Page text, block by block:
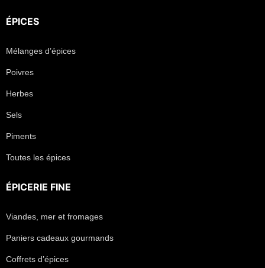
ÉPICES
Mélanges d’épices
Poivres
Herbes
Sels
Piments
Toutes les épices
ÉPICERIE FINE
Viandes, mer et fromages
Paniers cadeaux gourmands
Coffrets d’épices